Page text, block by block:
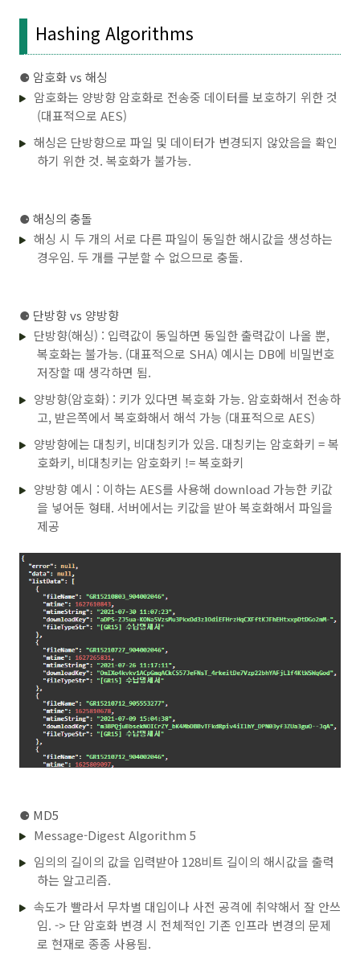
Hashing Algorithms
⚈ 암호화 vs 해싱
암호화는 양방향 암호화로 전송중 데이터를 보호하기 위한 것
(대표적으로 AES)
해싱은 단방향으로 파일 및 데이터가 변경되지 않았음을 확인
하기 위한 것. 복호화가 불가능.
⚈해싱의 충돌
해싱 시 두 개의 서로 다른 파일이 동일한 해시값을 생성하는
경우임. 두 개를 구분할 수 없으므로 충돌.
⚈ 단방향 vs 양방향
단방향(해싱) : 입력값이 동일하면 동일한 출력값이 나올 뿐,
복호화는 불가능. (대표적으로 SHA) 예시는 DB에 비밀번호
저장할 때 생각하면 됨.
양방향(암호화) : 키가 있다면 복호화 가능. 암호화해서 전송하
고, 받은쪽에서 복호화해서 해석 가능 (대표적으로 AES)
양방향에는 대칭키, 비대칭키가 있음. 대칭키는 암호화키 = 복
호화키, 비대칭키는 암호화키 != 복호화키
양방향 예시 : 이하는 AES를 사용해 download 가능한 키값
을 넣어둔 형태. 서버에서는 키값을 받아 복호화해서 파일을
제공
⚈ MD5
Message-Digest Algorithm 5
임의의 길이의 값을 입력받아 128비트 길이의 해시값을 출력
하는 알고리즘.
속도가 빨라서 무차별 대입이나 사전 공격에 취약해서 잘 안쓰
임. -> 단 암호화 변경 시 전체적인 기존 인프라 변경의 문제
로 현재로 종종 사용됨.